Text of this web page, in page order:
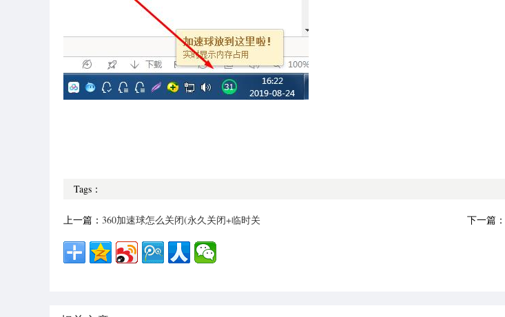
Tags：
上一篇： 360加速球怎么关闭(永久关闭+临时关
闭)方法
下一篇：